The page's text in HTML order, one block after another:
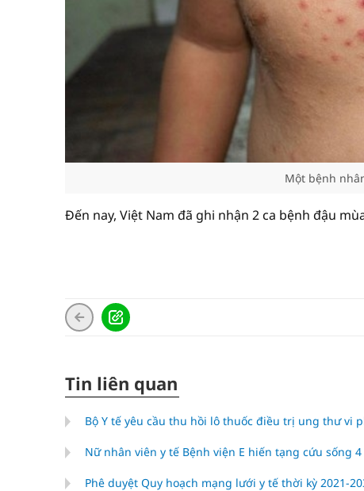
Một bệnh
Đến nay, Việt Nam đã ghi nhận 2 ca bệnh đậu
Tin liên quan
Bộ Y tế yêu cầu thu hồi lô thuốc điều trị ung thư vi
Nữ nhân viên y tế Bệnh viện E hiến tạng cứu sống
Phê duyệt Quy hoạch mạng lưới y tế thời kỳ 2021-